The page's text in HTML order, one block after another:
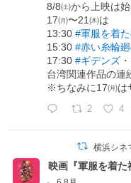
8/8㈯から上映は
17㈪〜21㈭は
13:30#軍服を着
15:30#赤い糸輪
17:30#ギデンズ
台湾関連作品の連
※ちなみに17㈪は
2 4
横浜シネ
映画『軍服を着